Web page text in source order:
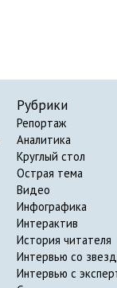
Рубрики
Репортаж
Аналитика
Круглый стол
Острая тема
Видео
Инфографика
Интерактив
История читателя
Интервью со
Интервью с